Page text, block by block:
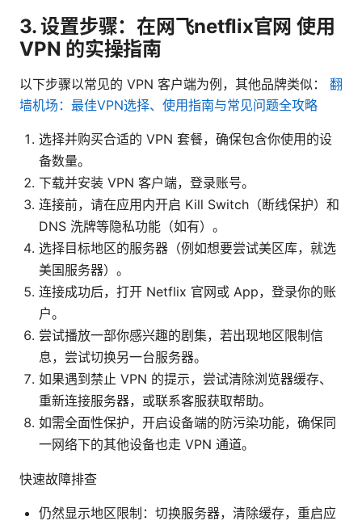
3. 设置步骤：在网飞netflix官网 使用
VPN 的实操指南
以下步骤以常见的 VPN 客户端为例，其他品牌类似： 翻
墙机场：最佳VPN选择、使用指南与常见问题全攻略
选择并购买合适的 VPN 套餐，确保包含你使用的设
备数量。
下载并安装 VPN 客户端，登录账号。
连接前，请在应用内开启 Kill Switch（断线保护）和
DNS 洗牌等隐私功能（如有）。
选择目标地区的服务器（例如想要尝试美区库，就选
美国服务器）。
连接成功后，打开 Netflix 官网或 App，登录你的账
户。
尝试播放一部你感兴趣的剧集，若出现地区限制信
息，尝试切换另一台服务器。
如果遇到禁止 VPN 的提示，尝试清除浏览器缓存、
重新连接服务器，或联系客服获取帮助。
如需全面性保护，开启设备端的防污染功能，确保同
一网络下的其他设备也走 VPN 通道。
快速故障排查
仍然显示地区限制：切换服务器，清除缓存，重启应